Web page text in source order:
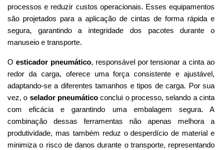
processos e reduzir custos operacionais. Esses equipamentos
são projetados para a aplicação de cintas de forma rápida e
segura, garantindo a integridade dos pacotes durante o
manuseio e transporte.
O esticador pneumático, responsável por tensionar a cinta ao
redor da carga, oferece uma força consistente e ajustável,
adaptando-se a diferentes tamanhos e tipos de carga. Por sua
vez, o selador pneumático conclui o processo, selando a cinta
com eficácia e garantindo uma embalagem segura. A
combinação dessas ferramentas não apenas melhora a
produtividade, mas também reduz o desperdício de material e
minimiza o risco de danos durante o transporte, representando